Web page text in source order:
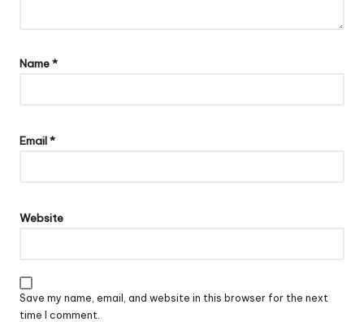
Name*
Email*
Website
Save my name, email, and website in this browser for the next
time I comment.